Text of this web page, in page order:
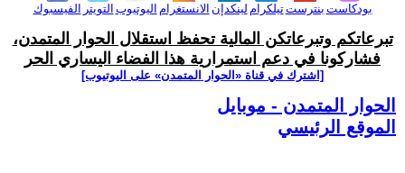
الفيسبوك التويتر اليوتيوب الانستغرام لينكدإن تيلكرامبنترست بودكاست
تبرعاتكم وتبرعاتكن المالية تحفظ استقلال الحوار المتمدن،
فشاركونا في دعم استمرارية هذا الفضاء اليساري الحر
[اشترك في قناة ‫«الحوار المتمدن» على اليوتيوب]
الحوار المتمدن - موبايل
الموقع الرئيسي